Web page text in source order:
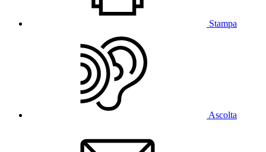
Stampa
Ascolta